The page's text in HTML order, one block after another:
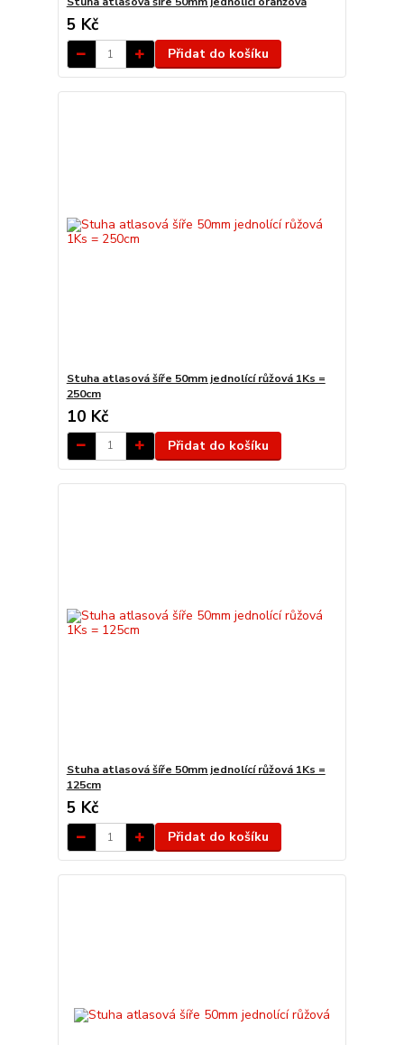
5 Kč
Přidat do košíku
Stuha atlasová šíře 50mm jednolící růžová 1Ks =
250cm
10 Kč
Přidat do košíku
Stuha atlasová šíře 50mm jednolící růžová 1Ks =
125cm
5 Kč
Přidat do košíku